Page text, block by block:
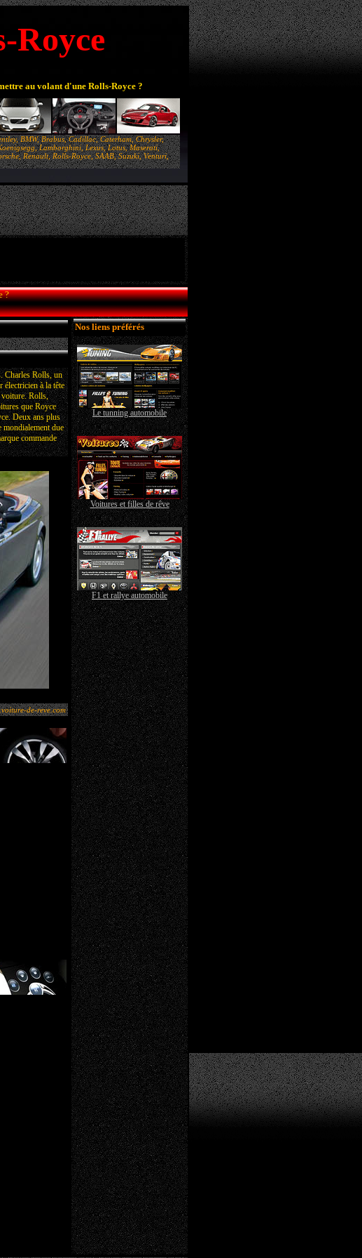
Royce
au volant d'une Rolls-Royce ?
BMW, Brabus, Cadillac, Caterham, Chrysler,
Lamborghini, Lexus, Lotus, Maserati,
Renault, Rolls-Royce, SAAB, Suzuki, Venturi,
?
Charles Rolls, un
électricien à la tête
voiture. Rolls,
que Royce
Deux ans plus
mondialement due
commande
de-reve.com
Nos liens préférés
Le tunning automobile
Voitures et filles de rêve
F1 et rallye automobile